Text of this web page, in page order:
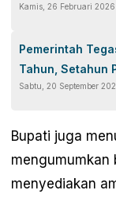
Ketenagakerjaan
Kamis, 26 Februari 2026
Pemerintah
Tahun, Setahun
Sabtu, 20 September
Bupati juga
mengumumkan
menyediakan